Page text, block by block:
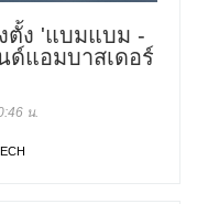
ตั้ง 'แบมแบม -
แอมบาสเดอร์
น.